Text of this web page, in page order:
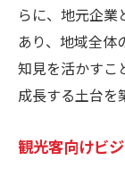
らに、地元企業
あり、地域全体
知見を活かすこ
成長する土台を
観光客向けビ